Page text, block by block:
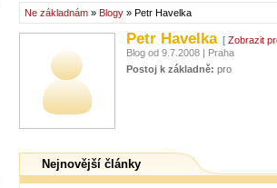
Ne základnám » Blogy » Petr Havelka
Petr Havelka[ Zobrazit
Blog od 9.7.2008 | Praha
Postoj k základně: pro
Nejnovější články